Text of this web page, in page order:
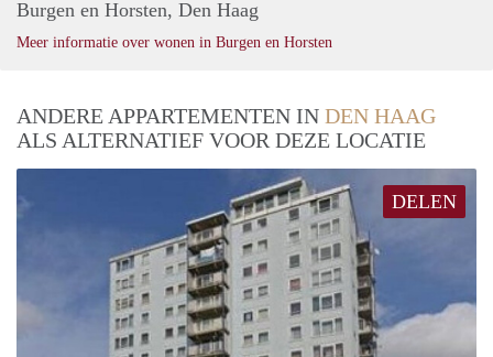
Burgen en Horsten, Den Haag
Meer informatie over wonen in Burgen en Horsten
ANDERE APPARTEMENTEN IN DEN HAAG
ALS ALTERNATIEF VOOR DEZE LOCATIE
DELEN